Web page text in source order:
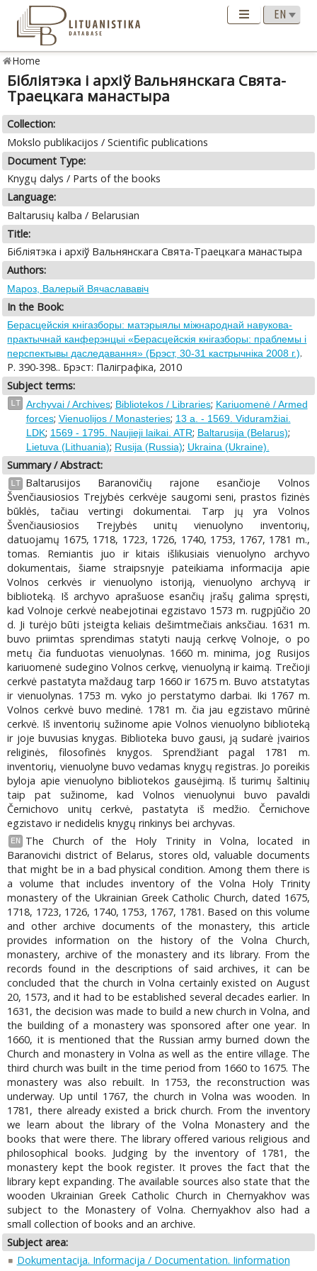
Home
Бібліятэка i apxiў Вальнянскага Свята-
Траецкага манастыра
Collection:
Mokslo publikacijos / Scientific publications
Document Type:
Knygų dalys / Parts of the books
Language:
Baltarusių kalba / Belarusian
Title:
Бібліятэка i apxiў Вальнянскага Свята-Траецкага манастыра
Authors:
Мароз, Валерый Вячаслававіч
In the Book:
Берасцейскiя кнiгазборы: матэрыялы міжнароднай навукова-
практычнай канферэнцыі «Берасцейскія кнігазборы: праблемы і
перспектывы даследавання» (Брэст, 30-31 кастрычніка 2008 г.).
P. 390-398.. Брэст: Палiграфiка, 2010
Subject terms:
LT Archyvai / Archives; Bibliotekos / Libraries; Kariuomenė / Armed
forces; Vienuolijos / Monasteries; 13 a. - 1569. Viduramžiai.
LDK; 1569 - 1795. Naujieji laikai. ATR; Baltarusija (Belarus);
Lietuva (Lithuania); Rusija (Russia); Ukraina (Ukraine).
Summary / Abstract:
LT
Baltarusijos Baranovičių rajone esančioje Volnos
Švenčiausiosios Trejybės cerkvėje saugomi seni, prastos fizinės
būklės, tačiau vertingi dokumentai. Tarp jų yra Volnos
Švenčiausiosios Trejybės unitų vienuolyno inventorių,
datuojamų 1675, 1718, 1723, 1726, 1740, 1753, 1767, 1781 m.,
tomas. Remiantis juo ir kitais išlikusiais vienuolyno archyvo
dokumentais, šiame straipsnyje pateikiama informacija apie
Volnos cerkvės ir vienuolyno istoriją, vienuolyno archyvą ir
biblioteką. Iš archyvo aprašuose esančių įrašų galima spręsti,
kad Volnoje cerkvė neabejotinai egzistavo 1573 m. rugpjūčio 20
d. Ji turėjo būti įsteigta keliais dešimtmečiais anksčiau. 1631 m.
buvo priimtas sprendimas statyti naują cerkvę Volnoje, o po
metų čia funduotas vienuolynas. 1660 m. minima, jog Rusijos
kariuomenė sudegino Volnos cerkvę, vienuolyną ir kaimą. Trečioji
cerkvė pastatyta maždaug tarp 1660 ir 1675 m. Buvo atstatytas
ir vienuolynas. 1753 m. vyko jo perstatymo darbai. Iki 1767 m.
Volnos cerkvė buvo medinė. 1781 m. čia jau egzistavo mūrinė
cerkvė. Iš inventorių sužinome apie Volnos vienuolyno biblioteką
ir joje buvusias knygas. Biblioteka buvo gausi, ją sudarė įvairios
religinės, filosofinės knygos. Sprendžiant pagal 1781 m.
inventorių, vienuolyne buvo vedamas knygų registras. Jo poreikis
byloja apie vienuolyno bibliotekos gausėjimą. Iš turimų šaltinių
taip pat sužinome, kad Volnos vienuolynui buvo pavaldi
Černichovo unitų cerkvė, pastatyta iš medžio. Černichove
egzistavo ir nedidelis knygų rinkinys bei archyvas.
EN
The Church of the Holy Trinity in Volna, located in
Baranovichi district of Belarus, stores old, valuable documents
that might be in a bad physical condition. Among them there is
a volume that includes inventory of the Volna Holy Trinity
monastery of the Ukrainian Greek Catholic Church, dated 1675,
1718, 1723, 1726, 1740, 1753, 1767, 1781. Based on this volume
and other archive documents of the monastery, this article
provides information on the history of the Volna Church,
monastery, archive of the monastery and its library. From the
records found in the descriptions of said archives, it can be
concluded that the church in Volna certainly existed on August
20, 1573, and it had to be established several decades earlier. In
1631, the decision was made to build a new church in Volna, and
the building of a monastery was sponsored after one year. In
1660, it is mentioned that the Russian army burned down the
Church and monastery in Volna as well as the entire village. The
third church was built in the time period from 1660 to 1675. The
monastery was also rebuilt. In 1753, the reconstruction was
underway. Up until 1767, the church in Volna was wooden. In
1781, there already existed a brick church. From the inventory
we learn about the library of the Volna Monastery and the
books that were there. The library offered various religious and
philosophical books. Judging by the inventory of 1781, the
monastery kept the book register. It proves the fact that the
library kept expanding. The available sources also state that the
wooden Ukrainian Greek Catholic Church in Chernyakhov was
subject to the Monastery of Volna. Chernyakhov also had a
small collection of books and an archive.
Subject area:
Dokumentacija. Informacija / Documentation. Iinformation